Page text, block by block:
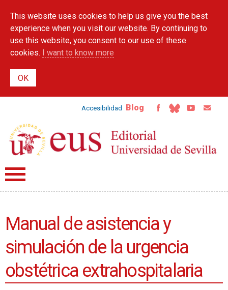
main
content
This website uses cookies to help us give you the best
experience when you visit our website. By continuing to
use this website, you consent to our use of these
cookies. I want to know more
Accesibilidad Blog
Manual de asistencia y
simulación de la urgencia
obstétrica extrahospitalaria